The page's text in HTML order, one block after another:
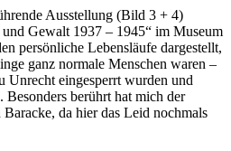
Ausstellung (Bild 3 + 4)
Gewalt 1937 – 1945“ im Museum
persönliche Lebensläufe dargestellt,
ganz normale Menschen waren –
Unrecht eingesperrt wurden und
Besonders berührt hat mich der
da hier das Leid nochmals